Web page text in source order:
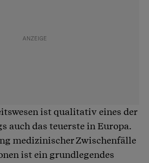
ist qualitativ eines der
auch das teuerste in Europa.
medizinischer Zwischenfälle
ist ein grundlegendes